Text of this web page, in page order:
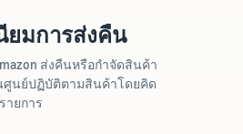
ยมการส่งคืน
ส่งคืนหรือกำจัดสินค้า
นย์ปฏิบัติตามสินค้าโดยคิด
ายการ